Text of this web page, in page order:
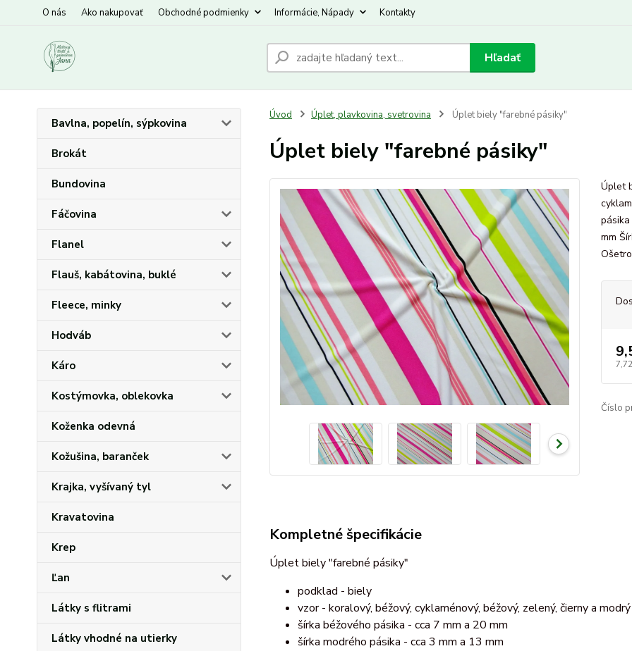
O nás Ako nakupovať Obchodné podmienky Informácie, Nápady Kontakty
Hľadať
Bavlna, popelín, sýpkovina
Brokát
Bundovina
Fáčovina
Flanel
Flauš, kabátovina, buklé
Fleece, minky
Hodváb
Káro
Kostýmovka, oblekovka
Koženka odevná
Kožušina, baranček
Krajka, vyšívaný tyl
Kravatovina
Krep
Ľan
Látky s flitrami
Látky vhodné na utierky
Úvod Úplet, plavkovina, svetrovina Úplet biely "farebné pásiky"
Úplet biely "farebné pásiky"
Úplet
mm
Číslo
Kompletné špecifikácie
Úplet biely "farebné pásiky"
podklad - biely
vzor - koralový, béžový, cyklaménový, béžový, zelený, čierny a
šírka béžového pásika - cca 7 mm a 20 mm
šírka modrého pásika - cca 3 mm a 13 mm